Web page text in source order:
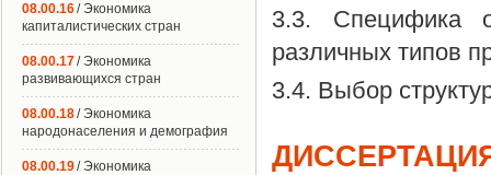
3.3. Специфика
различных типов
3.4. Выбор
08.00.16/ Экономика
капиталистических стран
08.00.17/ Экономика
развивающихся стран
08.00.18/ Экономика
народонаселения и демография
08.00.19/ Экономика